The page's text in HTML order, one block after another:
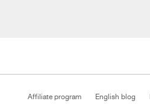
Affiliate program English blog